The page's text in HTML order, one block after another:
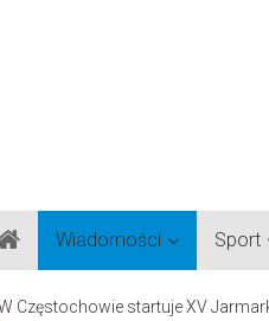
Wiadomości Sport